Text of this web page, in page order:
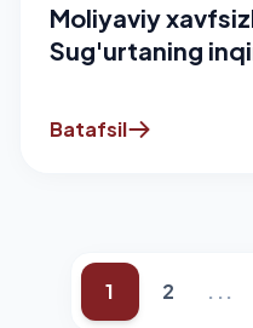
Moliyaviy
Sug'urtaning
Batafsil
1 2 ...